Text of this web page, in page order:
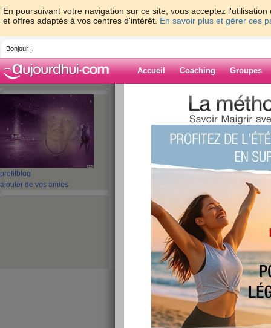
En poursuivant votre navigation sur ce site, vous acceptez
et offres adaptés à vos centres d'intérêt. En savoir plus et gérer ces
Bonjour !
Accueil Coaching Groupes
profil blog
ajouter de vos amies
> > SNIFF ...
Blog de
SNIFF ... SNIFF ...